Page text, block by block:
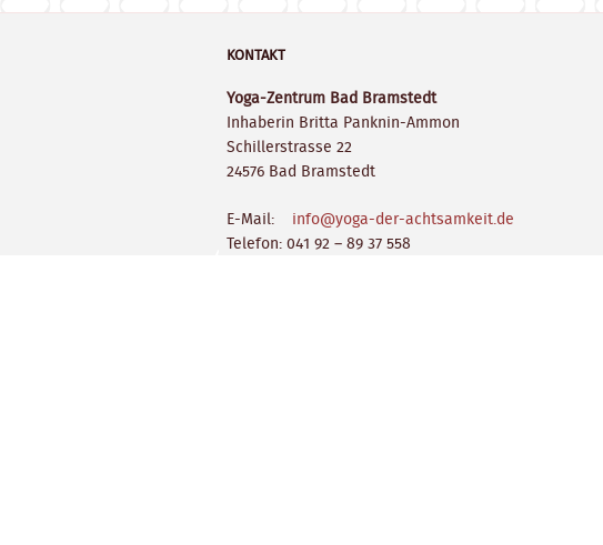
KONTAKT
Yoga-Zentrum Bad Bramstedt
Inhaberin Britta Panknin-Ammon
Schillerstrasse 22
24576 Bad Bramstedt
E-Mail: info@yoga-der-achtsamkeit.de
Telefon: 041 92 – 89 37 558